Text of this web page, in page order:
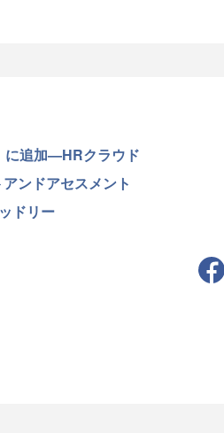
に追加—HRクラウド
ンドアセスメント
ドリー